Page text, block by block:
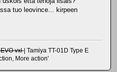
tuo leovince... kirpeen
vxl| Tamiya TT-01D Type E
More action'